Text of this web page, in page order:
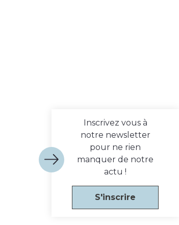
Inscrivez vous à
notre newsletter
pour ne rien
manquer de notre
actu !
S'inscrire